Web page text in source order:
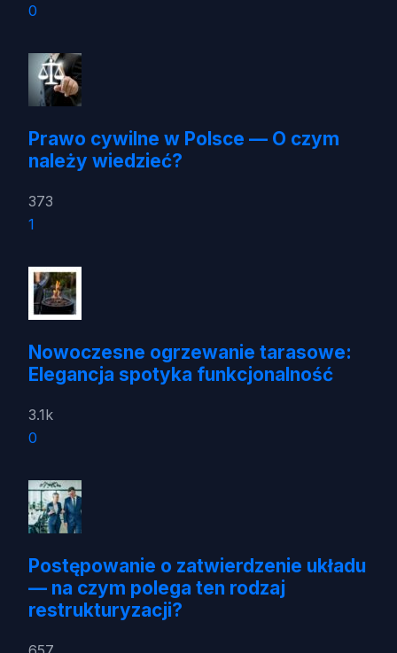
0
Prawo cywilne w Polsce — O czym
należy wiedzieć?
373
1
Nowoczesne ogrzewanie tarasowe:
Elegancja spotyka funkcjonalność
3.1k
0
Postępowanie o zatwierdzenie układu
— na czym polega ten rodzaj
restrukturyzacji?